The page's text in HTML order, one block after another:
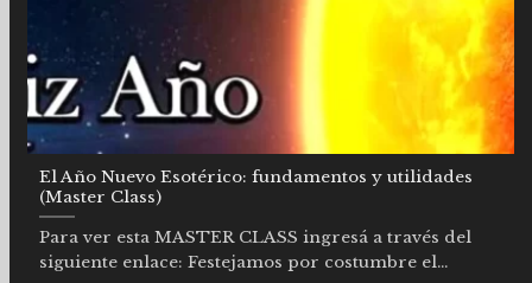
El Año Nuevo Esotérico: fundamentos y utilidades
(Master Class)
Para ver esta MASTER CLASS ingresá a través del
siguiente enlace: Festejamos por costumbre el...